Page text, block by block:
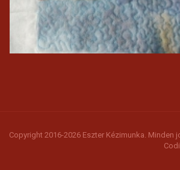
Copyright 2016-2026 Eszter Kézimunka. Minden